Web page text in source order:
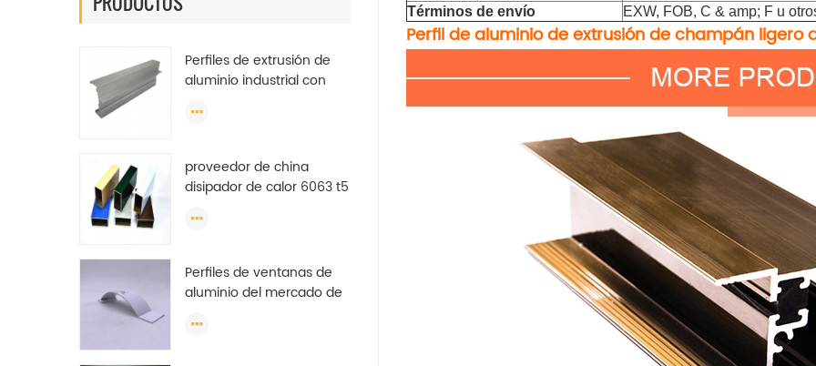
Perfiles de extrusión de
aluminio industrial con
shengxin 2019-2020
proveedor de china
disipador de calor 6063 t5
de aluminio marco de
perfil
Perfiles de ventanas de
aluminio del mercado de
Términos de envío
EXW, FOB, C & amp; F u
Perfil de aluminio de extrusión de champán ligero